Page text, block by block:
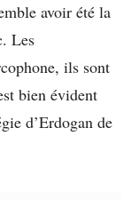
avoir été la
Les
ils sont
bien évident
d’Erdogan de